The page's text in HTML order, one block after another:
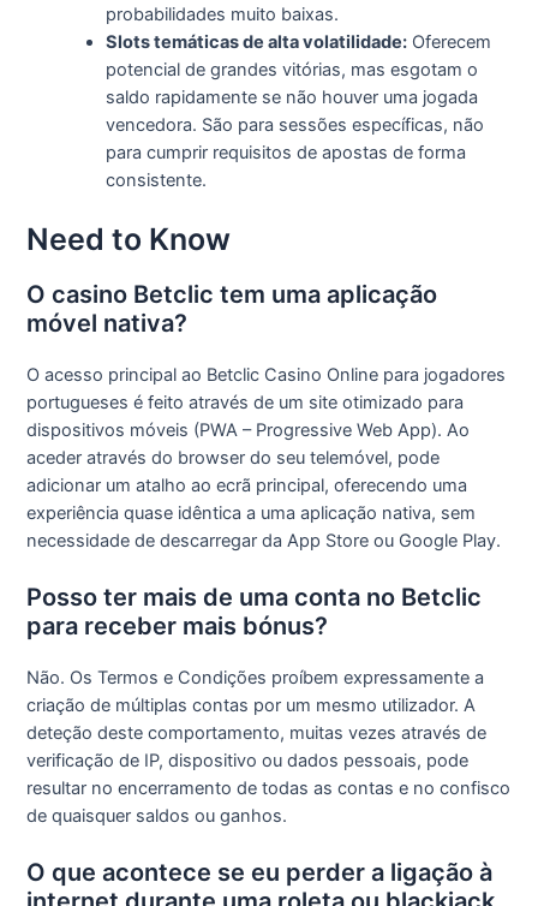
probabilidades muito baixas.
Slots temáticas de alta volatilidade: Oferecem
potencial de grandes vitórias, mas esgotam o
saldo rapidamente se não houver uma jogada
vencedora. São para sessões específicas, não
para cumprir requisitos de apostas de forma
consistente.
Need to Know
O casino Betclic tem uma aplicação
móvel nativa?
O acesso principal ao Betclic Casino Online para jogadores
portugueses é feito através de um site otimizado para
dispositivos móveis (PWA – Progressive Web App). Ao
aceder através do browser do seu telemóvel, pode
adicionar um atalho ao ecrã principal, oferecendo uma
experiência quase idêntica a uma aplicação nativa, sem
necessidade de descarregar da App Store ou Google Play.
Posso ter mais de uma conta no Betclic
para receber mais bónus?
Não. Os Termos e Condições proíbem expressamente a
criação de múltiplas contas por um mesmo utilizador. A
deteção deste comportamento, muitas vezes através de
verificação de IP, dispositivo ou dados pessoais, pode
resultar no encerramento de todas as contas e no confisco
de quaisquer saldos ou ganhos.
O que acontece se eu perder a ligação à